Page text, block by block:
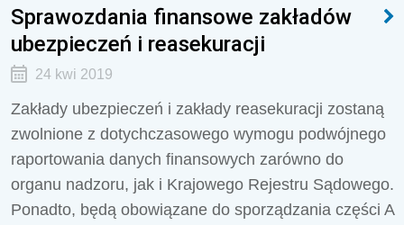
Sprawozdania finansowe zakładów
ubezpieczeń i reasekuracji
24 kwi 2019
Zakłady ubezpieczeń i zakłady reasekuracji zostaną
zwolnione z dotychczasowego wymogu podwójnego
raportowania danych finansowych zarówno do
organu nadzoru, jak i Krajowego Rejestru Sądowego.
Ponadto, będą obowiązane do sporządzania części A